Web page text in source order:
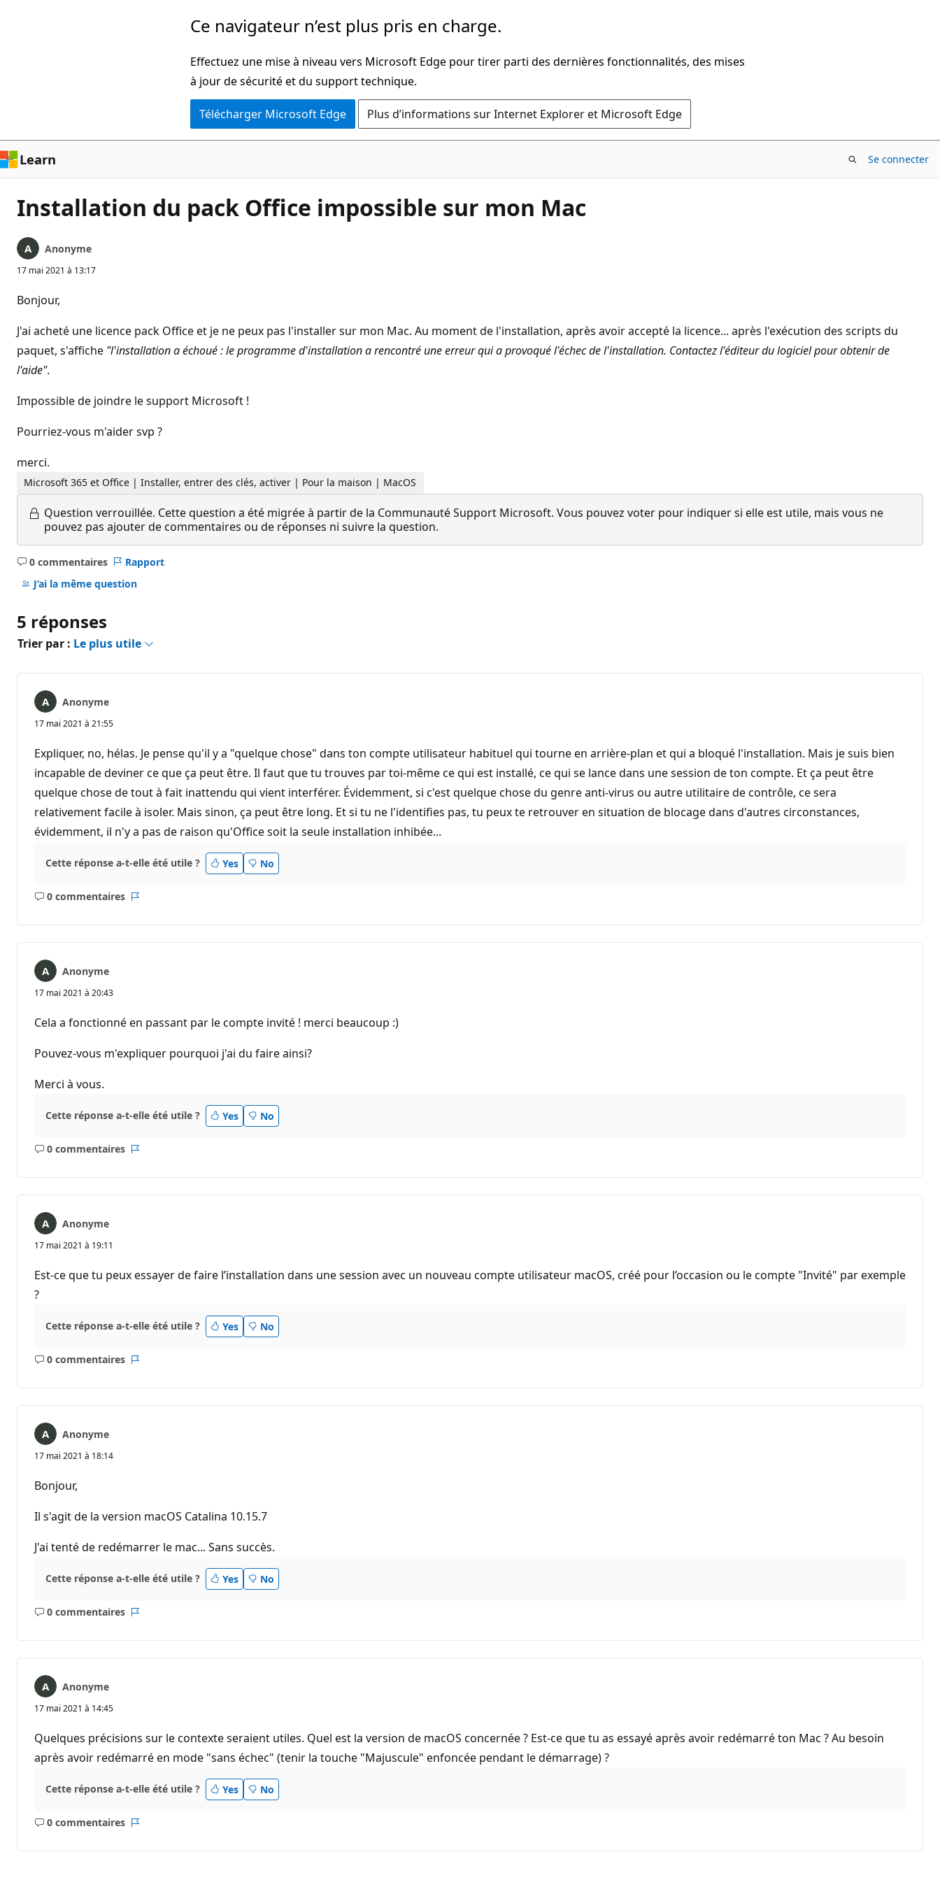
Ce navigateur n’est plus pris en charge.
Effectuez une mise à niveau vers Microsoft Edge pour tirer parti des dernières fonctionnalités, des mises
à jour de sécurité et du support technique.
Télécharger Microsoft Edge Plus d’informations sur Internet Explorer et Microsoft Edge
Learn Se connecter
Installation du pack Office impossible sur mon Mac
Anonyme
17 mai 2021 à 13:17
Bonjour,
J'ai acheté une licence pack Office et je ne peux pas l'installer sur mon Mac. Au moment de l'installation, après avoir accepté la licence... après l'exécution des scripts du
paquet, s'affiche "l'installation a échoué : le programme d'installation a rencontré une erreur qui a provoqué l'échec de l'installation. Contactez l'éditeur du logiciel pour obtenir de
l'aide".
Impossible de joindre le support Microsoft !
Pourriez-vous m'aider svp ?
merci.
Microsoft 365 et Office | Installer, entrer des clés, activer | Pour la maison | MacOS
Question verrouillée. Cette question a été migrée à partir de la Communauté Support Microsoft. Vous pouvez voter pour indiquer si elle est utile, mais vous ne
pouvez pas ajouter de commentaires ou de réponses ni suivre la question.
0 commentaires
Aucun
commentaire
Rapport
J’ai la même question
5 réponses
Trier par : Le plus utile
Anonyme
17 mai 2021 à 21:55
Expliquer, no, hélas. Je pense qu'il y a "quelque chose" dans ton compte utilisateur habituel qui tourne en arrière-plan et qui a bloqué l'installation. Mais je suis bien
incapable de deviner ce que ça peut être. Il faut que tu trouves par toi-même ce qui est installé, ce qui se lance dans une session de ton compte. Et ça peut être
quelque chose de tout à fait inattendu qui vient interférer. Évidemment, si c'est quelque chose du genre anti-virus ou autre utilitaire de contrôle, ce sera
relativement facile à isoler. Mais sinon, ça peut être long. Et si tu ne l'identifies pas, tu peux te retrouver en situation de blocage dans d'autres circonstances,
évidemment, il n'y a pas de raison qu'Office soit la seule installation inhibée...
Cette réponse a-t-elle été utile ? Yes No
0 commentaires
Aucun
Anonyme
17 mai 2021 à 20:43
Cela a fonctionné en passant par le compte invité ! merci beaucoup :)
Pouvez-vous m'expliquer pourquoi j'ai du faire ainsi?
Merci à vous.
Cette réponse a-t-elle été utile ? Yes No
0 commentaires
Aucun
Anonyme
17 mai 2021 à 19:11
Est-ce que tu peux essayer de faire l’installation dans une session avec un nouveau compte utilisateur macOS, créé pour l’occasion ou le compte "Invité" par exemple
?
Cette réponse a-t-elle été utile ? Yes No
0 commentaires
Aucun
Anonyme
17 mai 2021 à 18:14
Bonjour,
Il s'agit de la version macOS Catalina 10.15.7
J'ai tenté de redémarrer le mac... Sans succès.
Cette réponse a-t-elle été utile ? Yes No
0 commentaires
Aucun
Anonyme
17 mai 2021 à 14:45
Quelques précisions sur le contexte seraient utiles. Quel est la version de macOS concernée ? Est-ce que tu as essayé après avoir redémarré ton Mac ? Au besoin
après avoir redémarré en mode "sans échec" (tenir la touche "Majuscule" enfoncée pendant le démarrage) ?
Cette réponse a-t-elle été utile ? Yes No
0 commentaires
Aucun